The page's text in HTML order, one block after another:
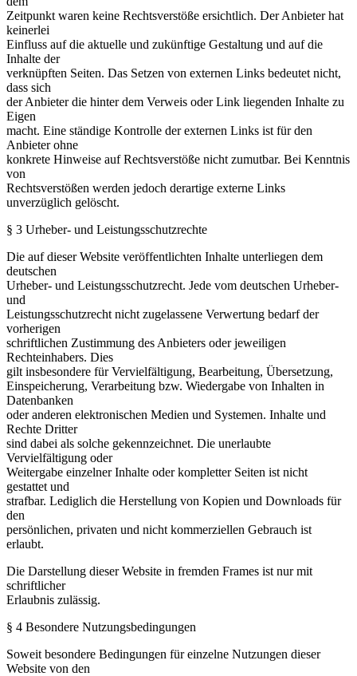
Zeitpunkt waren keine Rechtsverstöße ersichtlich. Der Anbieter hat
keinerlei
Einfluss auf die aktuelle und zukünftige Gestaltung und auf die
Inhalte der
verknüpften Seiten. Das Setzen von externen Links bedeutet nicht,
dass sich
der Anbieter die hinter dem Verweis oder Link liegenden Inhalte zu
Eigen
macht. Eine ständige Kontrolle der externen Links ist für den
Anbieter ohne
konkrete Hinweise auf Rechtsverstöße nicht zumutbar. Bei Kenntnis
von
Rechtsverstößen werden jedoch derartige externe Links
unverzüglich gelöscht.
§ 3 Urheber- und Leistungsschutzrechte
Die auf dieser Website veröffentlichten Inhalte unterliegen dem
deutschen
Urheber- und Leistungsschutzrecht. Jede vom deutschen Urheber-
und
Leistungsschutzrecht nicht zugelassene Verwertung bedarf der
vorherigen
schriftlichen Zustimmung des Anbieters oder jeweiligen
Rechteinhabers. Dies
gilt insbesondere für Vervielfältigung, Bearbeitung, Übersetzung,
Einspeicherung, Verarbeitung bzw. Wiedergabe von Inhalten in
Datenbanken
oder anderen elektronischen Medien und Systemen. Inhalte und
Rechte Dritter
sind dabei als solche gekennzeichnet. Die unerlaubte
Vervielfältigung oder
Weitergabe einzelner Inhalte oder kompletter Seiten ist nicht
gestattet und
strafbar. Lediglich die Herstellung von Kopien und Downloads für
den
persönlichen, privaten und nicht kommerziellen Gebrauch ist
erlaubt.
Die Darstellung dieser Website in fremden Frames ist nur mit
schriftlicher
Erlaubnis zulässig.
§ 4 Besondere Nutzungsbedingungen
Soweit besondere Bedingungen für einzelne Nutzungen dieser
Website von den